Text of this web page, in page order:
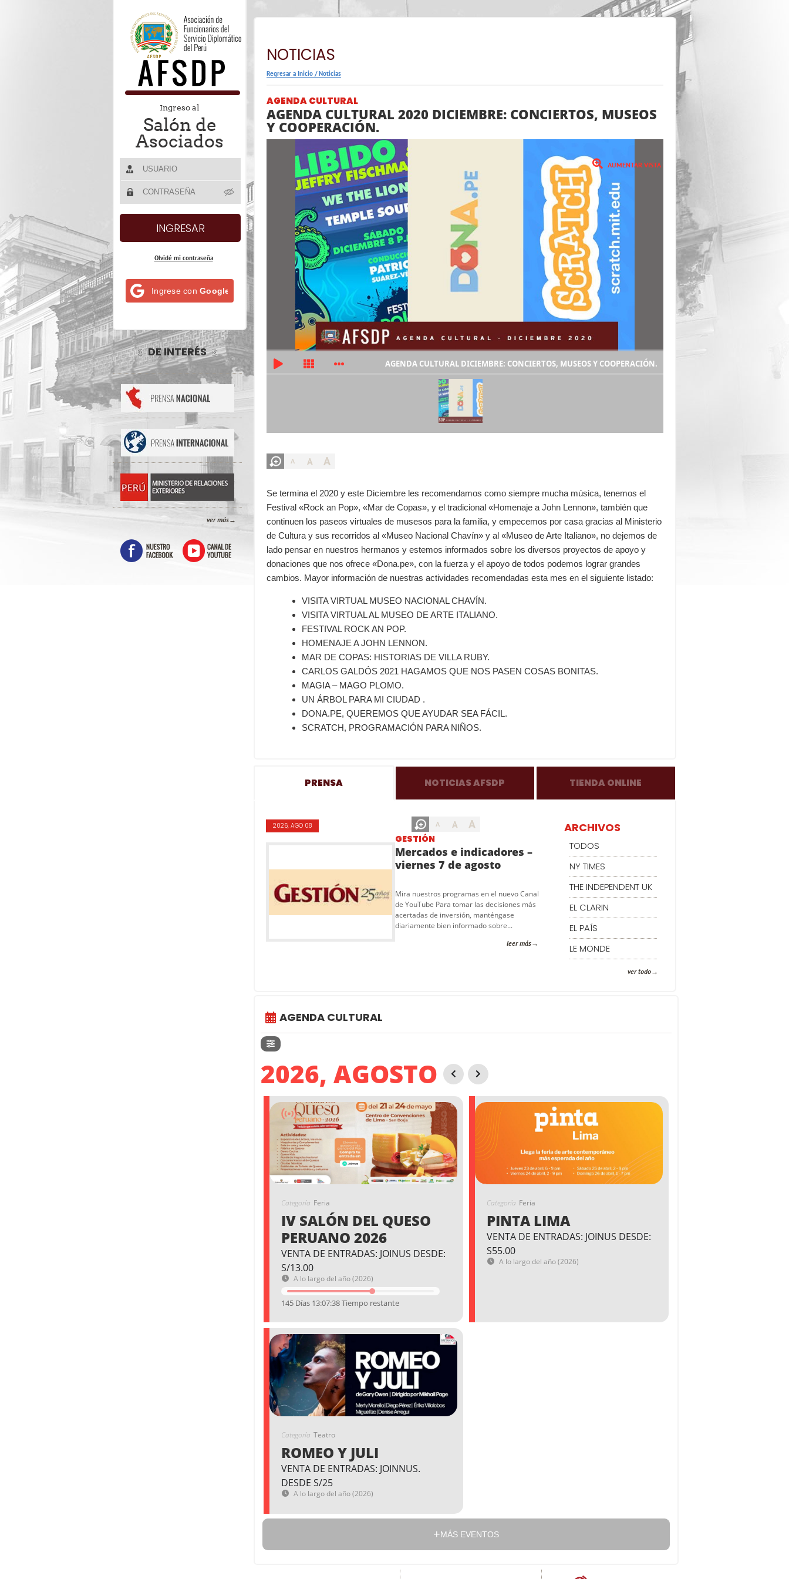
Ingreso al
Salón de
Asociados
Olvidé mi contraseña
Ingrese con Google
DE INTERÉS
ver más
NOTICIAS
Regresar a Inicio /Noticias
AGENDA CULTURAL
AGENDA CULTURAL 2020 DICIEMBRE: CONCIERTOS, MUSEOS
Y COOPERACIÓN.
AGENDA CULTURAL DICIEMBRE: CONCIERTOS, MUSEOS Y COOPERACIÓN.
A A A
Se termina el 2020 y este Diciembre les recomendamos como siempre mucha música, tenemos el
Festival «Rock an Pop», «Mar de Copas», y el tradicional «Homenaje a John Lennon», también que
continuen los paseos virtuales de musesos para la familia, y empecemos por casa gracias al Ministerio
de Cultura y sus recorridos al «Museo Nacional Chavín» y al «Museo de Arte Italiano», no dejemos de
lado pensar en nuestros hermanos y estemos informados sobre los diversos proyectos de apoyo y
donaciones que nos ofrece «Dona.pe», con la fuerza y el apoyo de todos podemos lograr grandes
cambios. Mayor información de nuestras actividades recomendadas esta mes en el siguiente listado:
VISITA VIRTUAL MUSEO NACIONAL CHAVÍN.
VISITA VIRTUAL AL MUSEO DE ARTE ITALIANO.
FESTIVAL ROCK AN POP.
HOMENAJE A JOHN LENNON.
MAR DE COPAS: HISTORIAS DE VILLA RUBY.
CARLOS GALDÓS 2021 HAGAMOS QUE NOS PASEN COSAS BONITAS.
MAGIA – MAGO PLOMO.
UN ÁRBOL PARA MI CIUDAD .
DONA.PE, QUEREMOS QUE AYUDAR SEA FÁCIL.
SCRATCH, PROGRAMACIÓN PARA NIÑOS.
PRENSA NOTICIAS AFSDP TIENDA ONLINE
A A A
2026, AGO 08
GESTIÓN
Mercados e indicadores –
viernes 7 de agosto
Mira nuestros programas en el nuevo Canal
de YouTube Para tomar las decisiones más
acertadas de inversión, manténgase
diariamente bien informado sobre...
leer más
ARCHIVOS
TODOS
NY TIMES
THE INDEPENDENT UK
EL CLARIN
EL PAÍS
LE MONDE
ver todo
AGENDA CULTURAL
2026, AGOSTO
Categoría Feria
IV SALÓN DEL QUESO
PERUANO 2026
VENTA DE ENTRADAS: JOINUS DESDE:
S/13.00
A lo largo del año (2026)
145 Días 13:07:37 Tiempo restante
Categoría Feria
PINTA LIMA
VENTA DE ENTRADAS: JOINUS DESDE:
S55.00
A lo largo del año (2026)
Categoría Teatro
ROMEO Y JULI
VENTA DE ENTRADAS: JOINNUS.
DESDE S/25
A lo largo del año (2026)
MÁS EVENTOS